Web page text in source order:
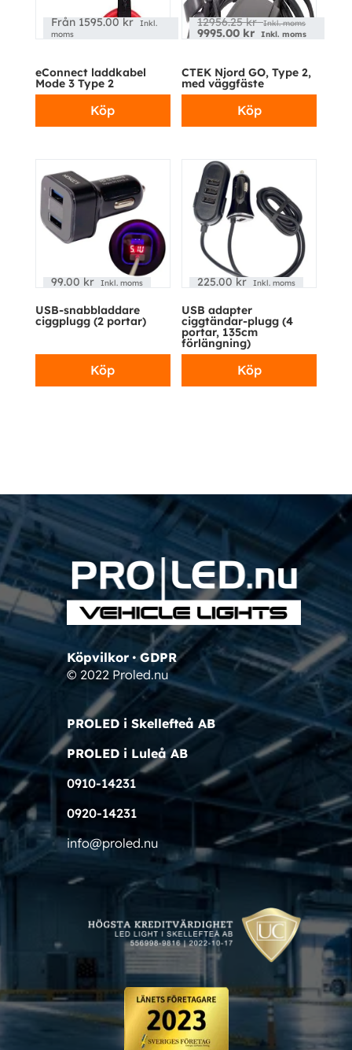
Från 1595.00 kr
Inkl.
moms
eConnect laddkabel
Mode 3 Type 2
Köp
12956.25kr Inkl. moms
9995.00 kr Inkl. moms
CTEK Njord GO, Type 2,
med väggfäste
Köp
99.00 kr Inkl. moms
USB-snabbladdare
ciggplugg (2 portar)
Köp
225.00kr Inkl. moms
USB adapter
ciggtändar-plugg (4
portar, 135cm
förlängning)
Köp
Köpvilkor•GDPR
© 2022 Proled.nu
PROLED i Skellefteå AB
PROLED i Luleå AB
0910-14231
0920-14231
info@proled.nu